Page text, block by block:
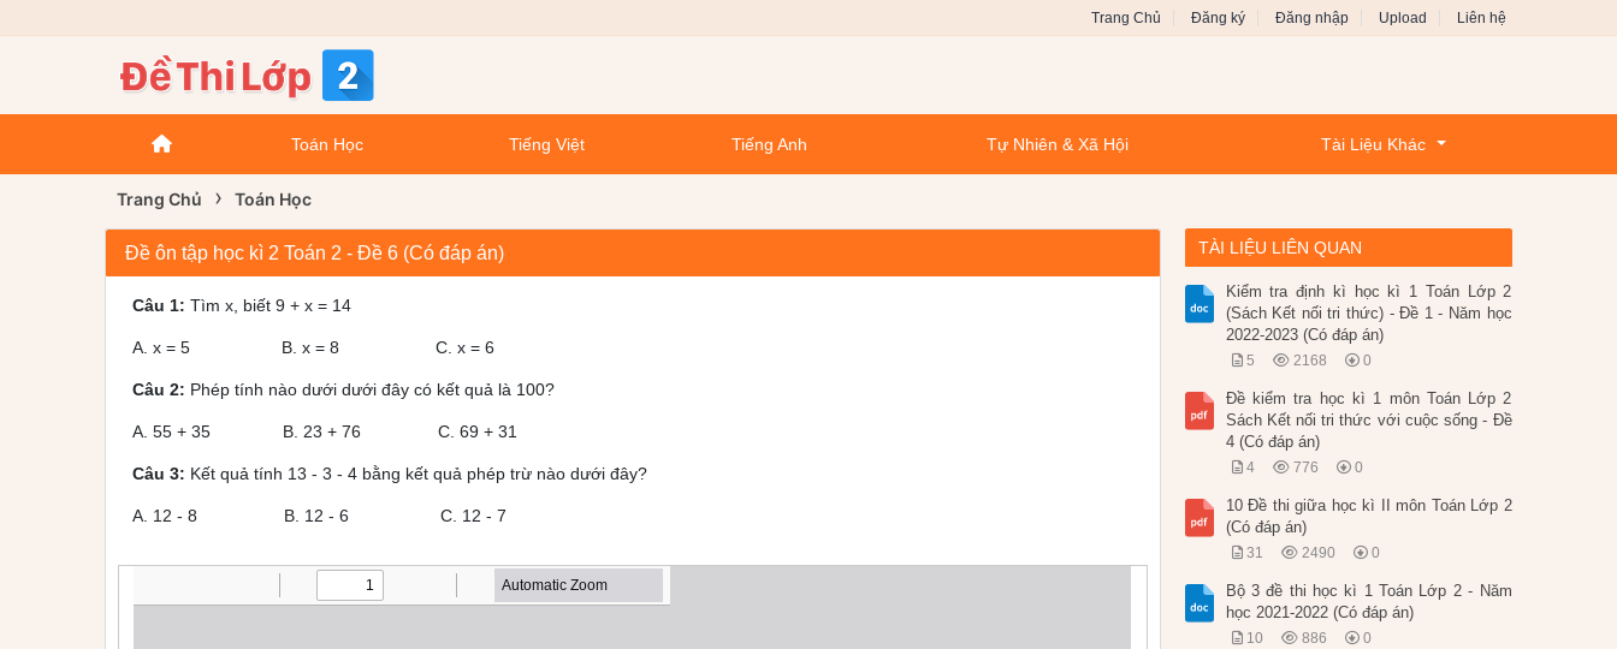
Trang Chủ Đăng ký Đăng nhập Upload Liên hệ
Toán Học Tiếng Việt Tiếng Anh Tự Nhiên & Xã Hội Tài Liệu Khác
Trang Chủ › Toán Học
Đề ôn tập học kì 2 Toán 2 - Đề 6 (Có đáp án)
Câu 1: Tìm x, biết 9 + x = 14
A. x = 5 B. x = 8 C. x = 6
Câu 2: Phép tính nào dưới dưới đây có kết quả là 100?
A. 55 + 35 B. 23 + 76 C. 69 + 31
Câu 3: Kết quả tính 13 - 3 - 4 bằng kết quả phép trừ nào dưới đây?
A. 12 - 8 B. 12 - 6 C. 12 - 7
TÀI LIỆU LIÊN QUAN
Kiểm tra định kì học kì 1 Toán Lớp 2
(Sách Kết nối tri thức) - Đề 1 - Năm học
2022-2023 (Có đáp án)
5 2168 0
Đề kiểm tra học kì 1 môn Toán Lớp 2
Sách Kết nối tri thức với cuộc sống - Đề
4 (Có đáp án)
4 776 0
10 Đề thi giữa học kì II môn Toán Lớp 2
(Có đáp án)
31 2490 0
Bộ 3 đề thi học kì 1 Toán Lớp 2 - Năm
học 2021-2022 (Có đáp án)
10 886 0